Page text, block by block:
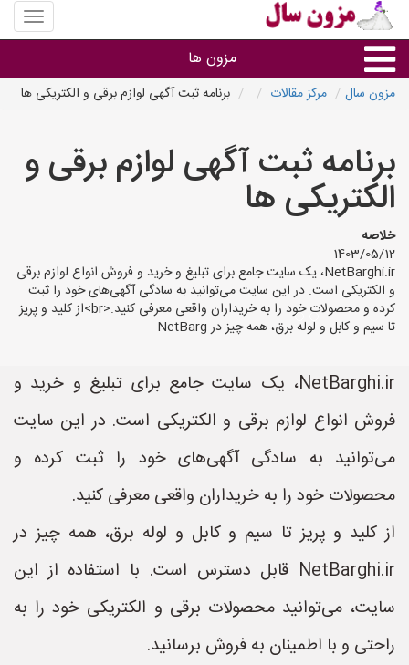
منوی
سایت
سال
مزون ها
استان ها
مزون سال مرکز مقالات برنامه ثبت آگهی لوازم برقی و الکتریکی ها
برنامه ثبت آگهی لوازم برقی و
الکتریکی ها
خلاصه
1403/05/12
NetBarghi.ir، یک سایت جامع برای تبلیغ و خرید و فروش انواع لوازم برقی
و الکتریکی است. در این سایت می‌توانید به سادگی آگهی‌های خود را ثبت
کرده و محصولات خود را به خریداران واقعی معرفی کنید.<br>از کلید و پریز
تا سیم و کابل و لوله برق، همه چیز در NetBarg
NetBarghi.ir، یک سایت جامع برای تبلیغ و خرید و
فروش انواع لوازم برقی و الکتریکی است. در این سایت
می‌توانید به سادگی آگهی‌های خود را ثبت کرده و
محصولات خود را به خریداران واقعی معرفی کنید.
از کلید و پریز تا سیم و کابل و لوله برق، همه چیز در
NetBarghi.ir قابل دسترس است. با استفاده از این
سایت، می‌توانید محصولات برقی و الکتریکی خود را به
راحتی و با اطمینان به فروش برسانید.